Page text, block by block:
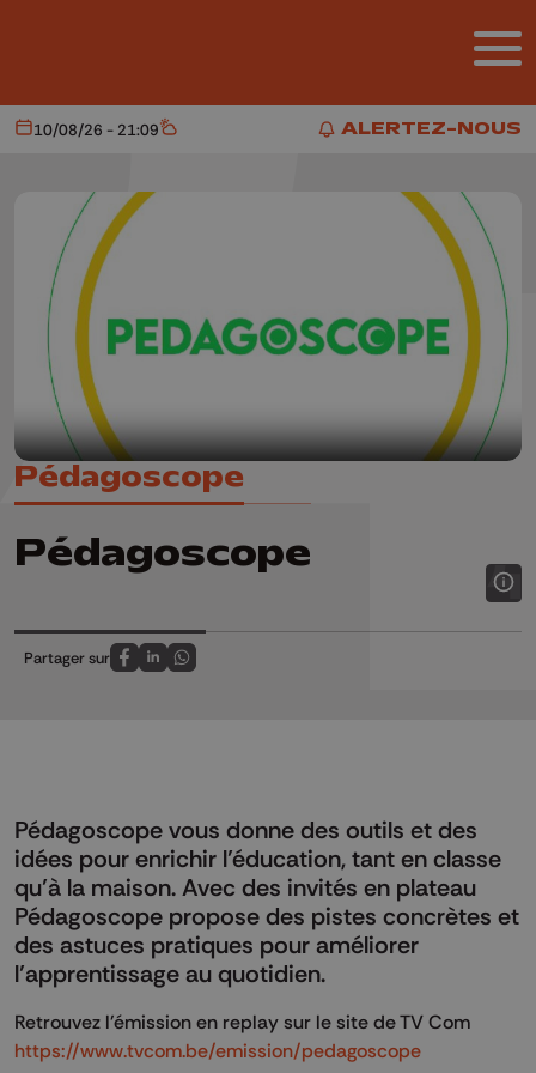
ALERTEZ-NOUS
ALERTEZ-NOUS
Aujourd'hui
10/08/26 - 21:09 Météo
Pédagoscope
Pédagoscope
Partager sur
Partagez sur FaceBook
Partagez sur LinkedIn
Partagez sur Whatsapp
Pédagoscope vous donne des outils et des
idées pour enrichir l’éducation, tant en classe
qu’à la maison. Avec des invités en plateau
Pédagoscope propose des pistes concrètes et
des astuces pratiques pour améliorer
l’apprentissage au quotidien.
Retrouvez l'émission en replay sur le site de TV Com
https://www.tvcom.be/emission/pedagoscope